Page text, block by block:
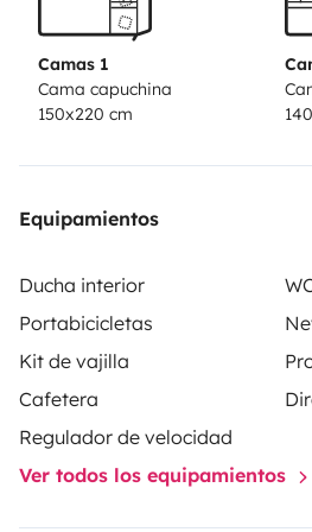
gegenüber einem ausgebauten
Fahrzeug in dem man sich auch
kann. Unter dem Doppelbett im
Wohnraum zu vergrößern.
Modell: ECO 680
Typ: Alkoven
Sitzplätze: 4
Breite: 2,34 m
Höhe: 3,06 m
Camas 1
Cama capuchina
150x220 cm
Equipamientos
Ducha interior
Portabicicletas
Kit de vajilla
Cafetera
Regulador de velocidad
Ver todos los equipamientos